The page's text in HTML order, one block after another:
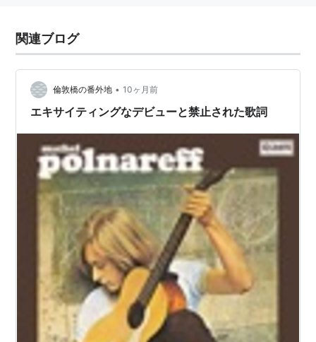
事実は以下のとおり。
昭和４３年に民報連（日本民間放送連盟）が、1959
年に「要注意歌謡曲」として指定し、各放送局に通
達する制度ができた。しかしこの制度には拘束力は
ない単なる「目安・参考資料」であり、各局がそれ
ぞれ判断して決めるというものであった。だが、実
際に製作の現場にはそのようなことは知らされてい
なかった。また、1983年以後はそのガイドラインも
作られていなかった。
放送禁止歌 (知恵の森文庫)
作者:森達也
出版社/メーカー:
知恵の森
発売日:2003/06/06
メディア:
文庫
購入
: 17人クリック: 961回
この商品を含むブログ (182件) を見る
関連ブログ
倫敦橋の番外地 • 10ヶ月前
エキサイティングなデビューと禁止された歌詞